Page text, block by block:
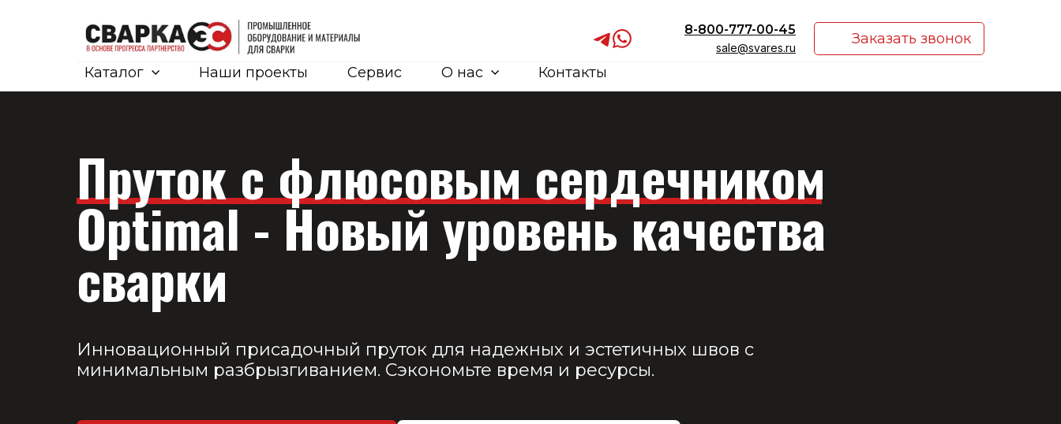
8-800-777-00-45
sale@svares.ru
Заказать звонок
Каталог
Наши проекты Сервис О нас Контакты
Пруток с флюсовым сердечником
Optimal -Новый уровень качества
сварки
Инновационный присадочный пруток для надежных и эстетичных швов с
минимальным разбрызгиванием. Сэкономьте время и ресурсы.